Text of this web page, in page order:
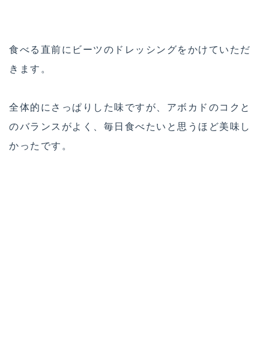
食べる直前にビーツのドレッシングをかけていただ
きます。
全体的にさっぱりした味ですが、アボカドのコクと
のバランスがよく、毎日食べたいと思うほど美味し
かったです。